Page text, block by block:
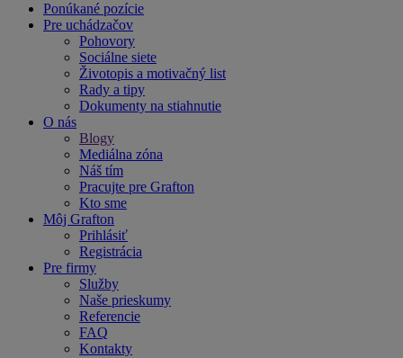
Ponúkané pozície
Pre uchádzačov
Pohovory
Sociálne siete
Životopis a motivačný list
Rady a tipy
Dokumenty na stiahnutie
O nás
Blogy
Mediálna zóna
Náš tím
Pracujte pre Grafton
Kto sme
Môj Grafton
Prihlásiť
Registrácia
Pre firmy
Služby
Naše prieskumy
Referencie
FAQ
Kontakty